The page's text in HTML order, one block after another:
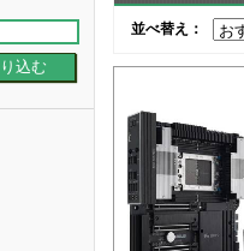
並べ替え：